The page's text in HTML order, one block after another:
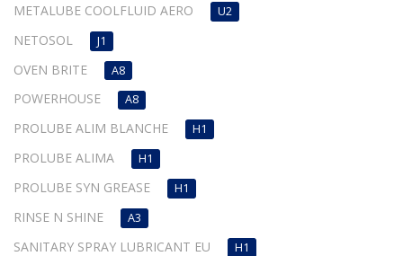
METALUBE COOLFLUID AERO U2
NETOSOL J1
OVEN BRITE A8
POWERHOUSE A8
PROLUBE ALIM BLANCHE H1
PROLUBE ALIMA H1
PROLUBE SYN GREASE H1
RINSE N SHINE A3
SANITARY SPRAY LUBRICANT EU H1